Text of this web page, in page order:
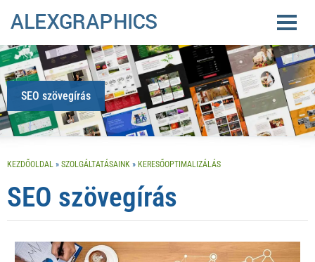
SEO szövegírás
KEZDŐOLDAL » SZOLGÁLTATÁSAINK » KERESŐOPTIMALIZÁLÁS
SEO szövegírás